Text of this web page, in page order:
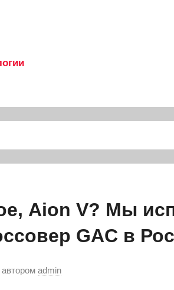
Aion V? Мы
GAC в
автором admin